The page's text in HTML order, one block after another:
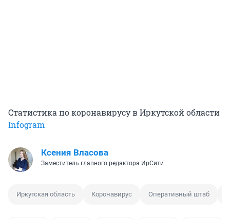
Статистика по коронавирусу в Иркутской области
Infogram
Ксения Власова
Заместитель главного редактора ИрСити
Иркутская область Коронавирус Оперативный штаб